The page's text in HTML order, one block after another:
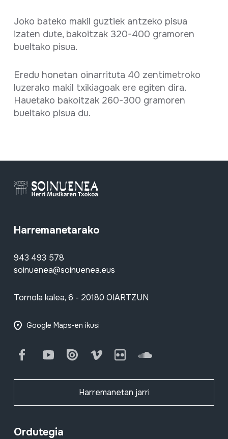
Joko bateko makil guztiek antzeko pisua
izaten dute, bakoitzak 320-400 gramoren
bueltako pisua.
Eredu honetan oinarrituta 40 zentimetroko
luzerako makil txikiagoak ere egiten dira.
Hauetako bakoitzak 260-300 gramoren
bueltako pisua du.
Harremanetarako
943 493 578
soinuenea@soinuenea.eus
Tornola kalea, 6 - 20180 OIARTZUN
Google Maps-en ikusi
FacebookYoutube Issuu Vimeo Flickr SoundCloud
Harremanetan jarri
Ordutegia